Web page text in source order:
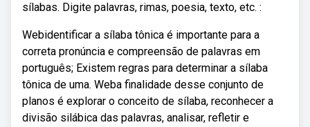
sílabas. Digite palavras, rimas, poesia, texto, etc. :
Webidentificar a sílaba tônica é importante para a
correta pronúncia e compreensão de palavras em
português; Existem regras para determinar a sílaba
tônica de uma. Weba finalidade desse conjunto de
planos é explorar o conceito de sílaba, reconhecer a
divisão silábica das palavras, analisar, refletir e